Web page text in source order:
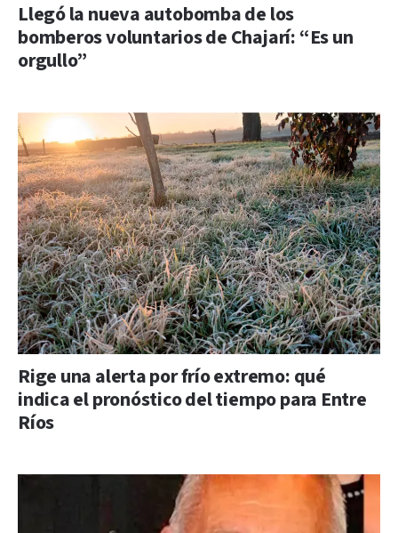
Llegó la nueva autobomba de los
bomberos voluntarios de Chajarí: “Es un
orgullo”
Rige una alerta por frío extremo: qué
indica el pronóstico del tiempo para Entre
Ríos